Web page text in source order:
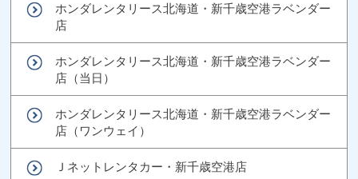
ホンダレンタリース北海道・新千歳空港ラベンダー
店
ホンダレンタリース北海道・新千歳空港ラベンダー
店（当日）
ホンダレンタリース北海道・新千歳空港ラベンダー
店（ワンウェイ）
Ｊネットレンタカー・新千歳空港店